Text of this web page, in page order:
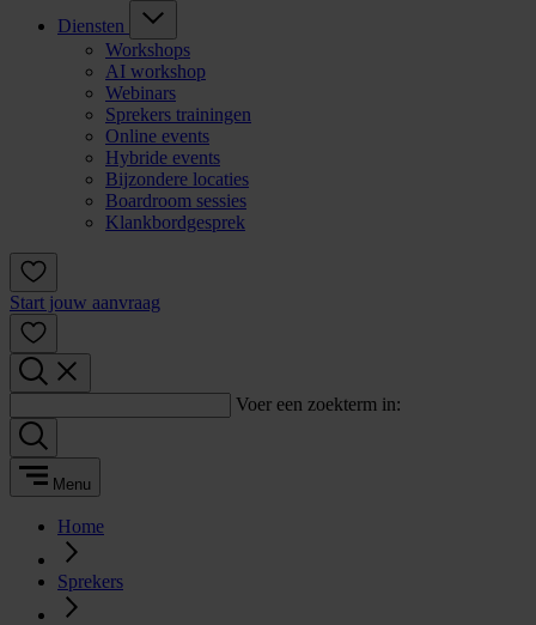
Diensten
Workshops
AI workshop
Webinars
Sprekers trainingen
Online events
Hybride events
Bijzondere locaties
Boardroom sessies
Klankbordgesprek
Start jouw aanvraag
Voer een zoekterm in:
Menu
Home
Sprekers